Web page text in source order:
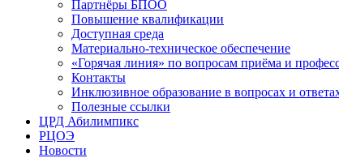
Партнёры БПОО
Повышение квалификации
Доступная среда
Материально-техническое обеспечение
«Горячая линия» по вопросам приёма и
Контакты
Инклюзивное образование в вопросах и
Полезные ссылки
ЦРД Абилимпикс
РЦОЭ
Новости